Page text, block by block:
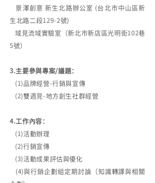
景澤創意 新生北路辦公室 (台北市中山區新
生北路二段129-2號)
域見流域實驗室（新北市新店區光明街102巷
5號）
3.主要參與專案/議題：
(1)品牌經營-行銷與宣傳
(2)雙週見-地方創生社群經營
4.工作內容：
(1)活動辦理
(2)行銷宣傳
(3)活動成果評估與優化
(4)與行銷企劃組定期討論（知識轉譯與相關